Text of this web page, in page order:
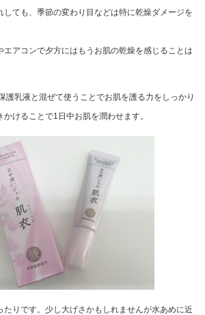
しても、季節の変わり目などは特に乾燥ダメージを
エアコンで夕方にはもうお肌の乾燥を感じることは
護乳液と混ぜて使うことでお肌を護る力をしっかり
けることで1日中お肌を潤わせます。
たりです。少し大げさかもしれませんが水あめに近